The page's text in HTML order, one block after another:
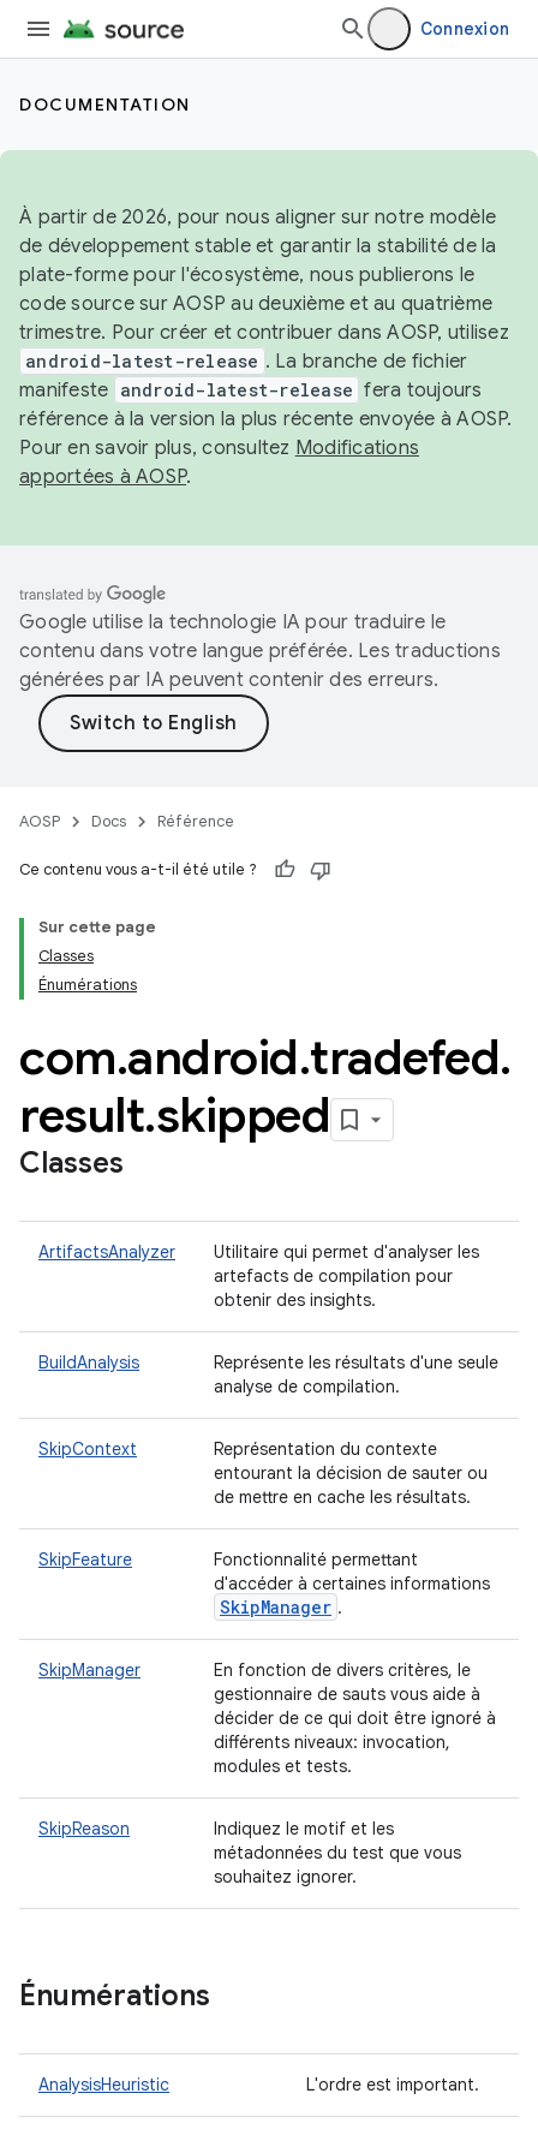
Connexion
DOCUMENTATION
À partir de 2026, pour nous aligner sur notre modèle
de développement stable et garantir la stabilité de la
plate-forme pour l'écosystème, nous publierons le
code source sur AOSP au deuxième et au quatrième
trimestre. Pour créer et contribuer dans AOSP, utilisez
android-latest-release . La branche de fichier
manifeste android-latest-release fera toujours
référence à la version la plus récente envoyée à AOSP.
Pour en savoir plus, consultez Modifications
apportées à AOSP.
Google utilise la technologie IA pour traduire le
contenu dans votre langue préférée. Les traductions
générées par IA peuvent contenir des erreurs.
AOSP Docs Référence
Ce contenu vous a-t-il été utile ?
Sur cette page
Classes
Énumérations
com.android.tradefed.
result.skipped
Classes
ArtifactsAnalyzer
Utilitaire qui permet d'analyser les
artefacts de compilation pour
obtenir des insights.
BuildAnalysis
Représente les résultats d'une seule
analyse de compilation.
SkipContext
Représentation du contexte
entourant la décision de sauter ou
de mettre en cache les résultats.
SkipFeature
Fonctionnalité permettant
d'accéder à certaines informations
SkipManager .
SkipManager
En fonction de divers critères, le
gestionnaire de sauts vous aide à
décider de ce qui doit être ignoré à
différents niveaux: invocation,
modules et tests.
SkipReason
Indiquez le motif et les
métadonnées du test que vous
souhaitez ignorer.
Énumérations
AnalysisHeuristic L'ordre est important.